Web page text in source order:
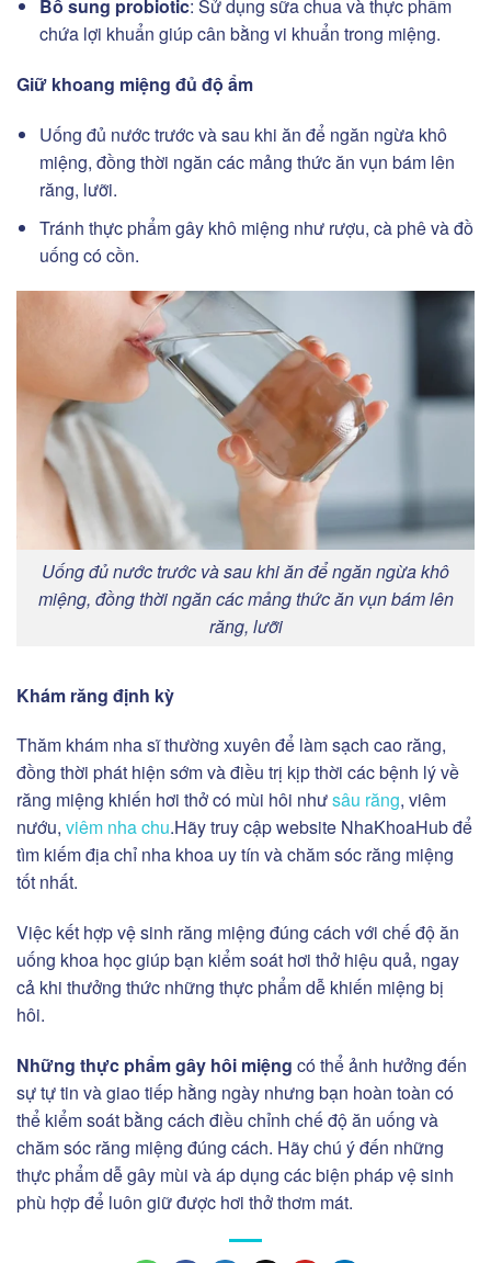
Bổ sung probiotic: Sử dụng sữa chua và thực phẩm
chứa lợi khuẩn giúp cân bằng vi khuẩn trong miệng.
Giữ khoang miệng đủ độ ẩm
Uống đủ nước trước và sau khi ăn để ngăn ngừa khô
miệng, đồng thời ngăn các mảng thức ăn vụn bám lên
răng, lưỡi.
Tránh thực phẩm gây khô miệng như rượu, cà phê và đồ
uống có cồn.
Uống đủ nước trước và sau khi ăn để ngăn ngừa khô
miệng, đồng thời ngăn các mảng thức ăn vụn bám lên
răng, lưỡi
Khám răng định kỳ
Thăm khám nha sĩ thường xuyên để làm sạch cao răng,
đồng thời phát hiện sớm và điều trị kịp thời các bệnh lý về
răng miệng khiến hơi thở có mùi hôi nhưsâu răng, viêm
nướu, viêm nha chu.Hãy truy cập website NhaKhoaHub để
tìm kiếm địa chỉ nha khoa uy tín và chăm sóc răng miệng
tốt nhất.
Việc kết hợp vệ sinh răng miệng đúng cách với chế độ ăn
uống khoa học giúp bạn kiểm soát hơi thở hiệu quả, ngay
cả khi thưởng thức những thực phẩm dễ khiến miệng bị
hôi.
Những thực phẩm gây hôi miệng có thể ảnh hưởng đến
sự tự tin và giao tiếp hằng ngày nhưng bạn hoàn toàn có
thể kiểm soát bằng cách điều chỉnh chế độ ăn uống và
chăm sóc răng miệng đúng cách. Hãy chú ý đến những
thực phẩm dễ gây mùi và áp dụng các biện pháp vệ sinh
phù hợp để luôn giữ được hơi thở thơm mát.